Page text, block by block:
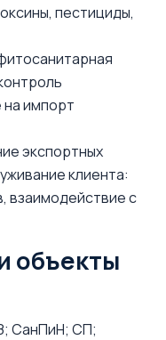
пестициды,
на импорт
экспортных
клиента:
взаимодействие с
объекты
СанПиН; СП;